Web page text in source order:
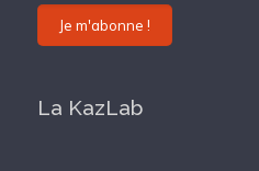
La KazLab